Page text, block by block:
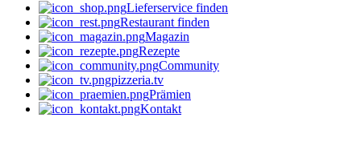
Lieferservice finden
Restaurant finden
Magazin
Rezepte
Community
pizzeria.tv
Prämien
Kontakt